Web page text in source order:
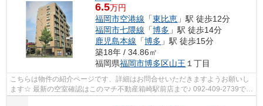
6.5万円
福岡市空港線 「東比恵 」駅 徒歩12分
福岡市七隈線 「博多 」駅 徒歩14分
鹿児島本線 「博多 」駅 徒歩15分
築18年 / 34.86㎡
福岡県福岡市博多区山王 １丁目
こちらは物件の紹介ページです、詳細はお問合せいただきますようお願いし
ます☆ 最新の空室確認はこのマチ不動産箱崎駅前店まで♪ 092-409-2739で
す！迅速に対応致します！！！！！♪